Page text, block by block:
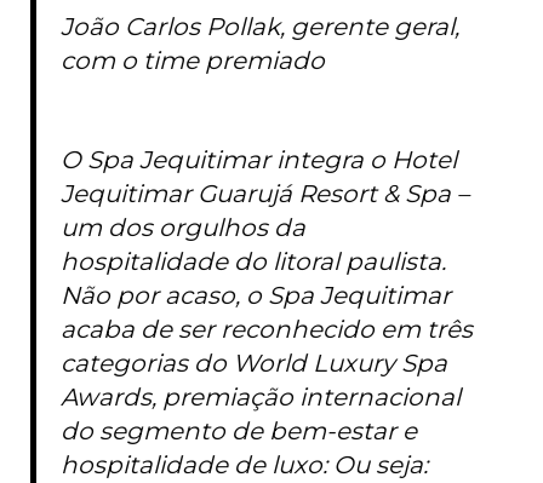
João Carlos Pollak, gerente geral,
com o time premiado
O Spa Jequitimar integra o Hotel
Jequitimar Guarujá Resort & Spa –
um dos orgulhos da
hospitalidade do litoral paulista.
Não por acaso, o Spa Jequitimar
acaba de ser reconhecido em três
categorias do World Luxury Spa
Awards, premiação internacional
do segmento de bem-estar e
hospitalidade de luxo: Ou seja: